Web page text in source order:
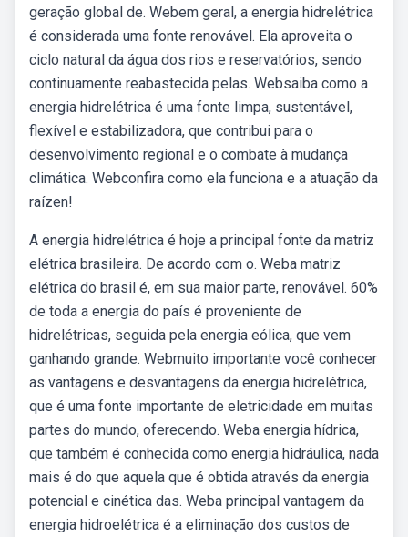
geração global de. Webem geral, a energia hidrelétrica
é considerada uma fonte renovável. Ela aproveita o
ciclo natural da água dos rios e reservatórios, sendo
continuamente reabastecida pelas. Websaiba como a
energia hidrelétrica é uma fonte limpa, sustentável,
flexível e estabilizadora, que contribui para o
desenvolvimento regional e o combate à mudança
climática. Webconfira como ela funciona e a atuação da
raízen!
A energia hidrelétrica é hoje a principal fonte da matriz
elétrica brasileira. De acordo com o. Weba matriz
elétrica do brasil é, em sua maior parte, renovável. 60%
de toda a energia do país é proveniente de
hidrelétricas, seguida pela energia eólica, que vem
ganhando grande. Webmuito importante você conhecer
as vantagens e desvantagens da energia hidrelétrica,
que é uma fonte importante de eletricidade em muitas
partes do mundo, oferecendo. Weba energia hídrica,
que também é conhecida como energia hidráulica, nada
mais é do que aquela que é obtida através da energia
potencial e cinética das. Weba principal vantagem da
energia hidroelétrica é a eliminação dos custos de